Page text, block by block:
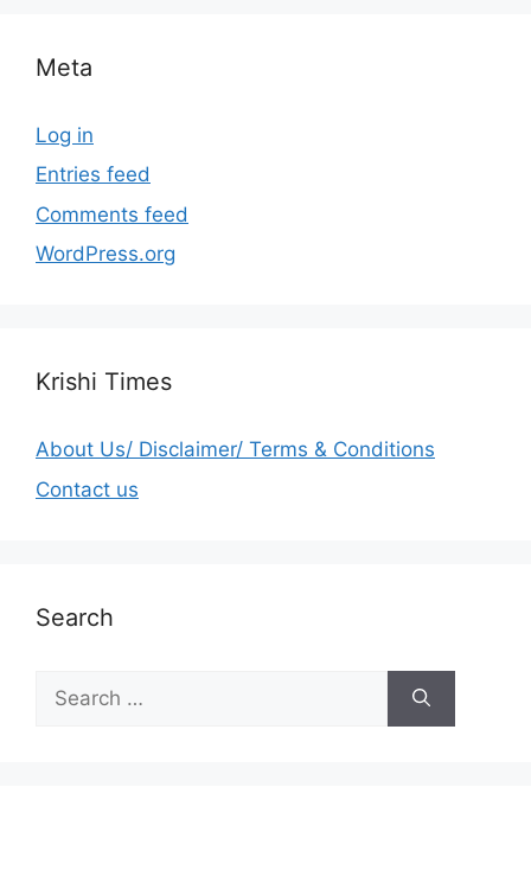
Meta
Log in
Entries feed
Comments feed
WordPress.org
Krishi Times
About Us/ Disclaimer/ Terms & Conditions
Contact us
Search